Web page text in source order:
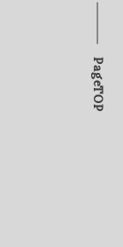
PageTOP